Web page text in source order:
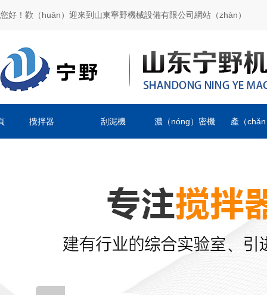
您好！歡（huān）迎來到山東寧野機械設備有限公司網站（zhàn）
攪拌器 刮泥機 濃（nóng）密機 產（